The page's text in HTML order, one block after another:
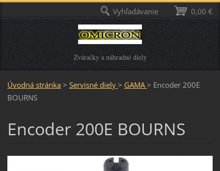
Zváračky a náhradné diely
Úvodná stránka > Servisné diely > GAMA > Encoder 200E
BOURNS
Encoder 200E BOURNS
0,00 €
Vyhľadávanie